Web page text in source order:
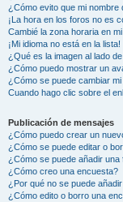
¿Cómo evito que mi
¡La hora en los foros no es
Cambié la zona horaria en
¡Mi idioma no está en la lista!
¿Qué es la imagen al lado
¿Cómo puedo mostrar un
¿Cómo se puede cambiar
Cuando hago clic sobre el
Publicación de mensajes
¿Cómo puedo crear un
¿Cómo se puede editar o
¿Cómo se puede añadir una
¿Cómo creo una encuesta?
¿Por qué no se puede
¿Cómo edito o borro una